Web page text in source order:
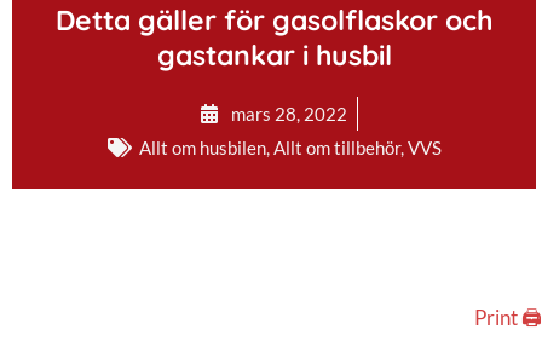
Detta gäller för gasolflaskor och
gastankar i husbil
mars 28, 2022
Allt om husbilen,Allt om tillbehör,VVS
Print 🖨